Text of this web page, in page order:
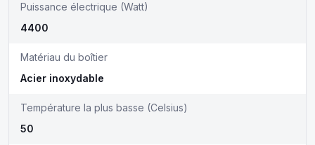
Puissance électrique (Watt)
4400
Matériau du boîtier
Acier inoxydable
Température la plus basse (Celsius)
50